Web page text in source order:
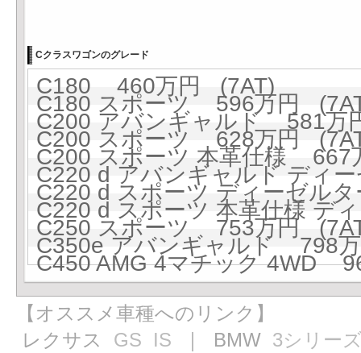
Cクラスワゴンのグレード
C180 460万円 (7AT)
C180 スポーツ 596万円
C200 アバンギャルド 581万
C200 スポーツ 628万円
C200 スポーツ 本革仕様 667
C220 d アバンギャルド ディ
C220 d スポーツ ディーゼル
C220 d スポーツ 本革仕様
C250 スポーツ 753万円
C350e アバンギャルド 798
C450 AMG 4マチック 4WD
【オススメ車種へのリンク】
レクサス GS IS ｜ BMW 3シリー